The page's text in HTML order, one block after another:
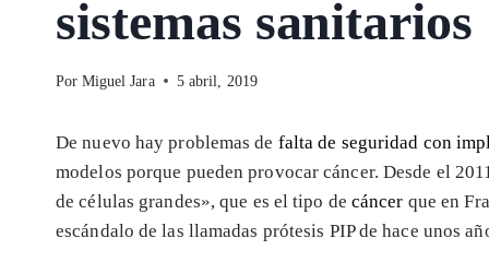
sistemas sanitarios
Por Miguel Jara 5 abril, 2019
De nuevo hay problemas de falta de seguridad con
modelos porque pueden provocar cáncer. Desde el
de células grandes», que es el tipo de cáncer que en
escándalo de las llamadas prótesis PIP de hace unos